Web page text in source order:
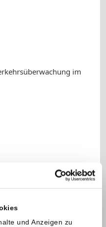
und Anzeigen zu
im